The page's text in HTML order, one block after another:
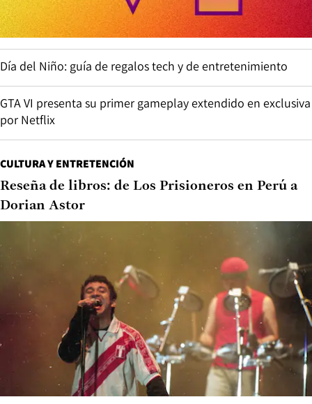
Día del Niño: guía de regalos tech y de entretenimiento
GTA VI presenta su primer gameplay extendido en exclusiva
por Netflix
CULTURA Y ENTRETENCIÓN
Reseña de libros: de Los Prisioneros en Perú a
Dorian Astor